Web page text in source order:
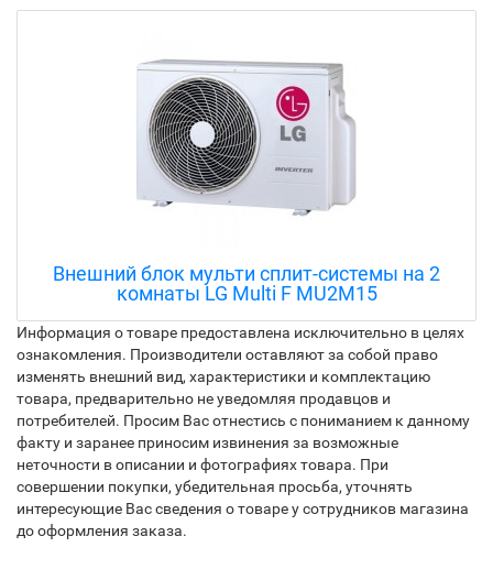
Канальный кондиционер LG
UM18WC.N11R0/UU18WC.UL1R0
Информация о товаре предоставлена исключительно в целях
ознакомления. Производители оставляют за собой право
изменять внешний вид, характеристики и комплектацию
товара, предварительно не уведомляя продавцов и
потребителей. Просим Вас отнестись с пониманием к данному
факту и заранее приносим извинения за возможные
неточности в описании и фотографиях товара. При
совершении покупки, убедительная просьба, уточнять
интересующие Вас сведения о товаре у сотрудников магазина
до оформления заказа.